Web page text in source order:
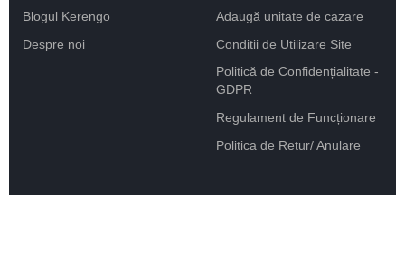
Blogul Kerengo
Despre noi
Adaugă unitate de cazare
Conditii de Utilizare Site
Politică de Confidențialitate -
GDPR
Regulament de Funcționare
Politica de Retur/ Anulare